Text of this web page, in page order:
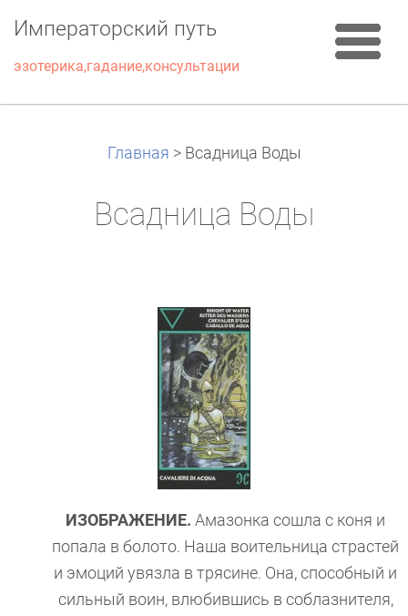
Императорский путь
эзотерика,гадание,консультации
Главная > Всадница Воды
Всадница Воды
ИЗОБРАЖЕНИЕ. Амазонка сошла с коня и
попала в болото. Наша воительница страстей
и эмоций увязла в трясине. Она, способный и
сильный воин, влюбившись в соблазнителя,